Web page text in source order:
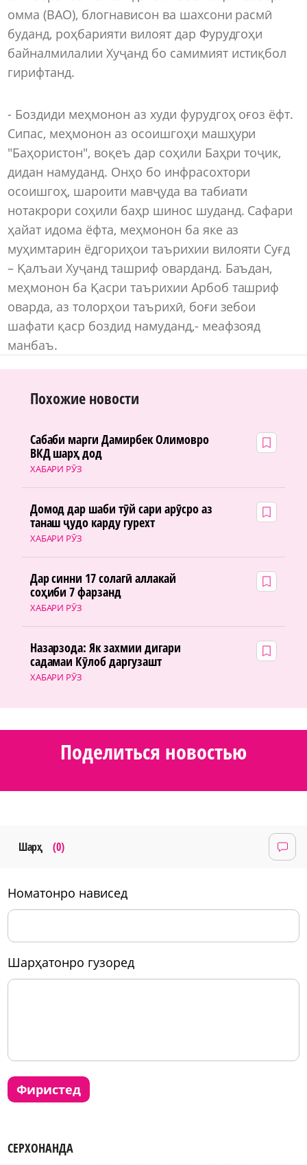
омма (ВАО), блогнависон ва шахсони расмӣ
буданд, роҳбарияти вилоят дар Фурудгоҳи
байналмилалии Хуҷанд бо самимият истиқбол
гирифтанд.
- Боздиди меҳмонон аз худи фурудгоҳ оғоз ёфт.
Сипас, меҳмонон аз осоишгоҳи машҳури
"Баҳористон", воқеъ дар соҳили Баҳри тоҷик,
дидан намуданд. Онҳо бо инфрасохтори
осоишгоҳ, шароити мавҷуда ва табиати
нотакрори соҳили баҳр шинос шуданд. Сафари
ҳайат идома ёфта, меҳмонон ба яке аз
муҳимтарин ёдгориҳои таърихии вилояти Суғд
– Қалъаи Хуҷанд ташриф оварданд. Баъдан,
меҳмонон ба Қасри таърихии Арбоб ташриф
оварда, аз толорҳои таърихӣ, боғи зебои
шафати қаср боздид намуданд,- меафзояд
манбаъ.
Похожие новости
ХАБАРИ РӮЗ
Сабаби марги Дамирбек Олимовро
ВКД шарҳ дод
ХАБАРИ РӮЗ
Домод дар шаби тӯй сари арӯсро аз
танаш ҷудо карду гурехт
ХАБАРИ РӮЗ
Дар синни 17 солагӣ аллакай
соҳиби 7 фарзанд
ХАБАРИ РӮЗ
Назарзода: Як захмии дигари
садамаи Кӯлоб даргузашт
Поделиться новостью
Шарҳ (0)
номатонро нависед
шарҳатонро гузоред
фиристед
СЕРХОНАНДА